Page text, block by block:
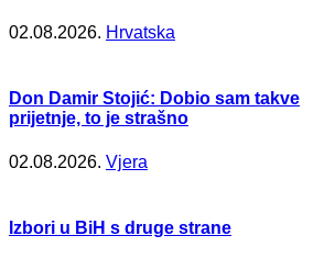
02.08.2026. Hrvatska
Don Damir Stojić: Dobio sam takve
prijetnje, to je strašno
02.08.2026. Vjera
Izbori u BiH s druge strane